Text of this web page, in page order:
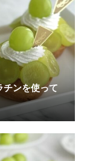
チンを使って